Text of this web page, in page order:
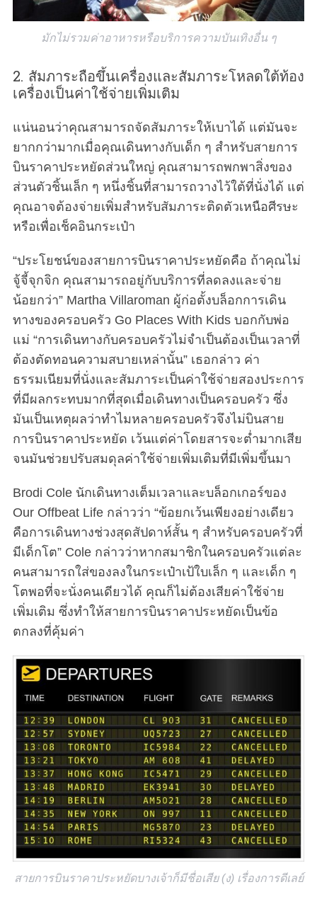
มักไม่รวมค่าอาหารหรือบริการความบันเทิงอื่น ๆ
2. สัมภาระถือขึ้นเครื่องและสัมภาระโหลดใต้ท้อง
เครื่องเป็นค่าใช้จ่ายเพิ่มเติม
แน่นอนว่าคุณสามารถจัดสัมภาระให้เบาได้ แต่มันจะ
ยากกว่ามากเมื่อคุณเดินทางกับเด็ก ๆ สำหรับสายการ
บินราคาประหยัดส่วนใหญ่ คุณสามารถพกพาสิ่งของ
ส่วนตัวชิ้นเล็ก ๆ หนึ่งชิ้นที่สามารถวางไว้ใต้ที่นั่งได้ แต่
คุณอาจต้องจ่ายเพิ่มสำหรับสัมภาระติดตัวเหนือศีรษะ
หรือเพื่อเช็คอินกระเป๋า
“ประโยชน์ของสายการบินราคาประหยัดคือ ถ้าคุณไม่
จู้จี้จุกจิก คุณสามารถอยู่กับบริการที่ลดลงและจ่าย
น้อยกว่า” Martha Villaroman ผู้ก่อตั้งบล็อกการเดิน
ทางของครอบครัว Go Places With Kids บอกกับพ่อ
แม่ “การเดินทางกับครอบครัวไม่จำเป็นต้องเป็นเวลาที่
ต้องตัดทอนความสบายเหล่านั้น” เธอกล่าว ค่า
ธรรมเนียมที่นั่งและสัมภาระเป็นค่าใช้จ่ายสองประการ
ที่มีผลกระทบมากที่สุดเมื่อเดินทางเป็นครอบครัว ซึ่ง
มันเป็นเหตุผลว่าทำไมหลายครอบครัวจึงไม่บินสาย
การบินราคาประหยัด เว้นแต่ค่าโดยสารจะต่ำมากเสีย
จนมันช่วยปรับสมดุลค่าใช้จ่ายเพิ่มเติมที่มีเพิ่มขึ้นมา
Brodi Cole นักเดินทางเต็มเวลาและบล็อกเกอร์ของ
Our Offbeat Life กล่าวว่า “ข้อยกเว้นเพียงอย่างเดียว
คือการเดินทางช่วงสุดสัปดาห์สั้น ๆ สำหรับครอบครัวที่
มีเด็กโต” Cole กล่าวว่าหากสมาชิกในครอบครัวแต่ละ
คนสามารถใส่ของลงในกระเป๋าเป้ใบเล็ก ๆ และเด็ก ๆ
โตพอที่จะนั่งคนเดียวได้ คุณก็ไม่ต้องเสียค่าใช้จ่าย
เพิ่มเติม ซึ่งทำให้สายการบินราคาประหยัดเป็นข้อ
ตกลงที่คุ้มค่า
สายการบินราคาประหยัดบางเจ้าก็มีชื่อเสีย (ง) เรื่องการดีเลย์